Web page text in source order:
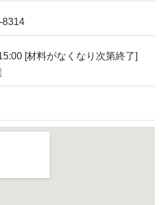
8314
[材料がなくなり次第終了]